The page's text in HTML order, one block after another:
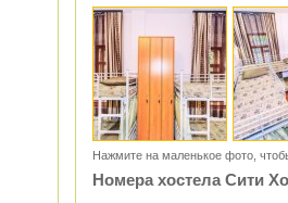
Нажмите на маленькое фото,
Номера хостела Сити